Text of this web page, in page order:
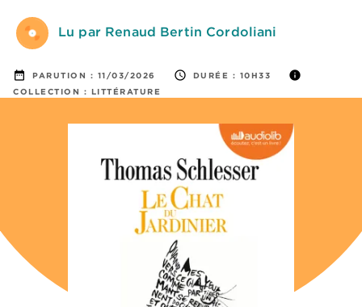
Lu par Renaud Bertin Cordoliani
date_range PARUTION : 11/03/2026 access_time DURÉE : 10H33 info
COLLECTION : LITTÉRATURE